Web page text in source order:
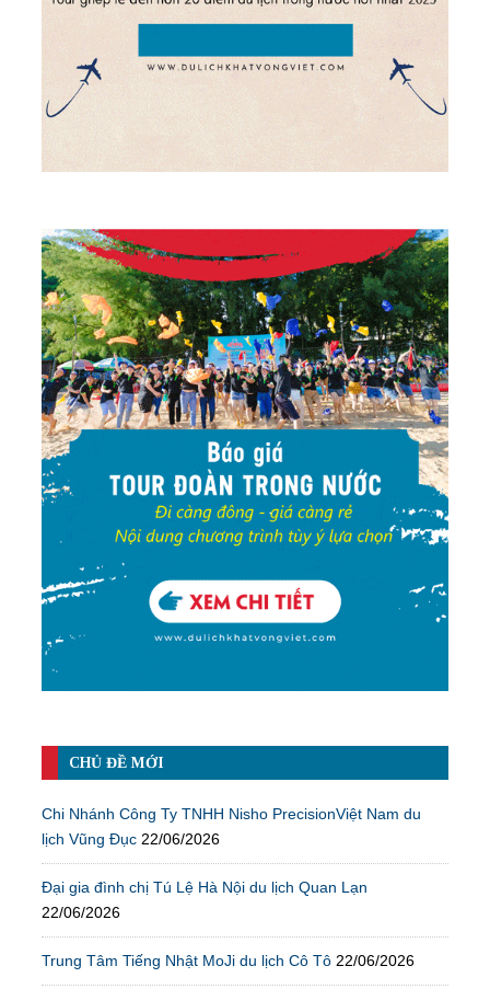
CHỦ ĐỀ MỚI
Chi Nhánh Công Ty TNHH Nisho PrecisionViệt Nam du
lịch Vũng Đục 22/06/2026
Đại gia đình chị Tú Lệ Hà Nội du lịch Quan Lạn
22/06/2026
Trung Tâm Tiếng Nhật MoJi du lịch Cô Tô 22/06/2026